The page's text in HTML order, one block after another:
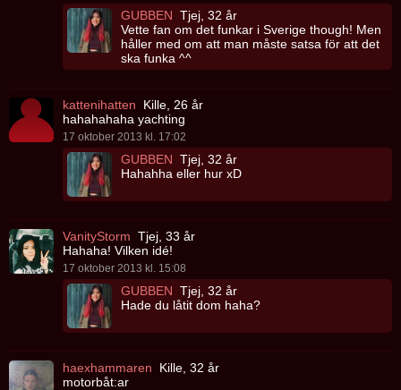
GUBBEN Tjej, 32 år
Vette fan om det funkar i Sverige though! Men
håller med om att man måste satsa för att det
ska funka ^^
kattenihatten
Kille, 26 år
hahahahaha yachting
17 oktober 2013 kl. 17:02
GUBBEN Tjej, 32 år
Hahahha eller hur xD
VanityStorm Tjej, 33 år
Hahaha! Vilken idé!
17 oktober 2013 kl. 15:08
GUBBEN Tjej, 32 år
Hade du låtit dom haha?
haexhammaren
Kille, 32 år
motorbåt:ar